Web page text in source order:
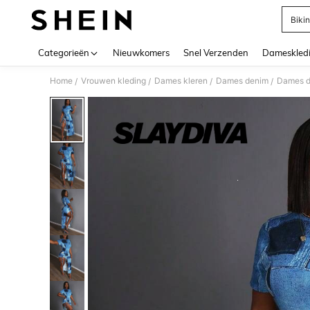
Categorieën Nieuwkomers Snel Verzenden
Home / Vrouwen kleding / Dames kleren / Dames denim / Dames